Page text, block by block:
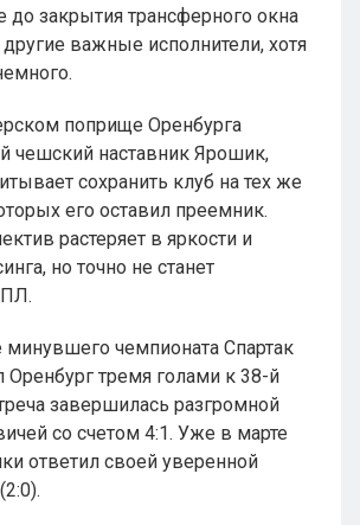
закрытия трансферного окна
другие важные исполнители, хотя
поприще Оренбурга
чешский наставник Ярошик,
сохранить клуб на тех же
его оставил преемник.
растеряет в яркости и
но точно не станет
минувшего чемпионата Спартак
Оренбург тремя голами к 38-й
завершилась разгромной
со счетом 4:1. Уже в марте
ответил своей уверенной